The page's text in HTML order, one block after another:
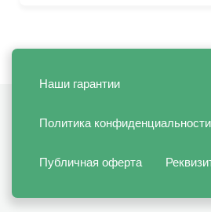
Наши гарантии
Политика конфиденциальности
Публичная оферта